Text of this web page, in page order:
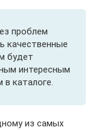
проблем
качественные
будет
интересным
в каталоге.
из самых